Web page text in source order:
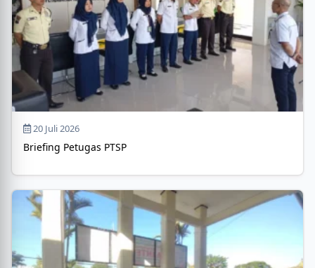
20 Juli 2026
Briefing Petugas PTSP